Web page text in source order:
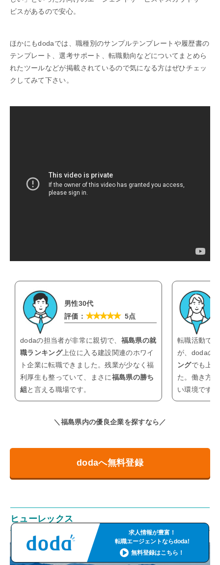
ビスがあるので安心。
ほかにもdodaでは、職種別のサンプルテンプレートや履歴書の
テンプレート、選考サポート、転職動向などについてまとめら
れたツールなどが掲載されているので気になる方はぜひチェッ
クしてみて下さい。
男性30代
評価：★★★★★ 5点
dodaの担当者が非常に親切で、 福島県の就
職ランキング上位に入る建設関連のホワイ
ト企業に転職できました。残業が少なく福
利厚生も整っていて、まさに福島県の勝ち
組と言える職場です。
転職活動で
が、dodaの
ングでも上
た。働き方
い環境です。
＼福島県内の優良企業を探すなら／
dodaへ無料登録
ヒューレックス
求人情報が豊富！
転職エージェントならdoda!
無料登録はこちら！